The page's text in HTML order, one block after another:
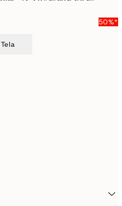
50%*
Tela